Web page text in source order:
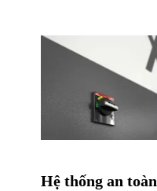
Hệ thống an toàn